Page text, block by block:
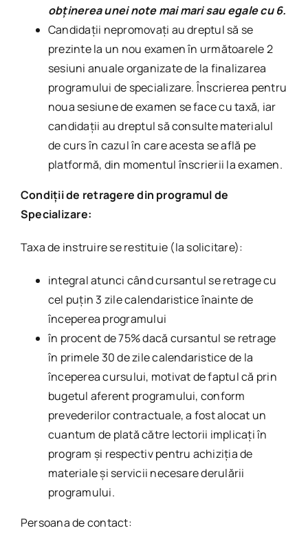
obţinerea unei note mai mari sau egale cu 6.
Candidaţii nepromovaţi au dreptul să se
prezinte la un nou examen în următoarele 2
sesiuni anuale organizate de la finalizarea
programului de specializare. Înscrierea pentru
noua sesiune de examen se face cu taxă, iar
candidaţii au dreptul să consulte materialul
de curs în cazul în care acesta se află pe
platformă, din momentul înscrierii la examen.
Condiții de retragere din programul de
Specializare:
Taxa de instruire se restituie (la solicitare):
integral atunci când cursantul se retrage cu
cel puţin 3 zile calendaristice înainte de
începerea programului
în procent de 75% dacă cursantul se retrage
în primele 30 de zile calendaristice de la
începerea cursului, motivat de faptul că prin
bugetul aferent programului, conform
prevederilor contractuale, a fost alocat un
cuantum de plată către lectorii implicaţi în
program şi respectiv pentru achiziţia de
materiale și servicii necesare derulării
programului.
Persoana de contact: